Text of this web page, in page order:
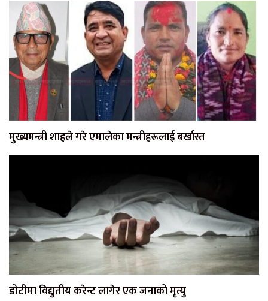
मुख्यमन्त्री शाहले गरे एमालेका मन्त्रीहरूलाई बर्खास्त
डोटीमा विद्युतीय करेन्ट लागेर एक जनाको मृत्यु